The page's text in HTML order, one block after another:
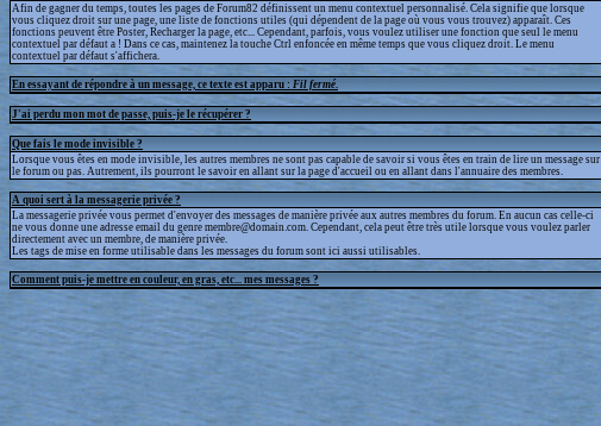
Afin de gagner du temps, toutes les pages de Forum82 définissent un menu contextuel personnalisé. Cela signifie que lorsque
vous cliquez droit sur une page, une liste de fonctions utiles (qui dépendent de la page où vous vous trouvez) apparaît. Ces
fonctions peuvent être Poster, Recharger la page, etc... Cependant, parfois, vous voulez utiliser une fonction que seul le menu
contextuel par défaut a ! Dans ce cas, maintenez la touche Ctrl enfoncée en même temps que vous cliquez droit. Le menu
contextuel par défaut s'affichera.
En essayant de répondre à un message, ce texte est apparu : Fil fermé
J'ai perdu mon mot de passe, puis-je le récupérer ?
Que fais le mode invisible ?
Lorsque vous êtes en mode invisible, les autres membres ne sont pas capable de savoir si vous êtes en train de lire un message sur
le forum ou pas. Autrement, ils pourront le savoir en allant sur la page d'accueil ou en allant dans l'annuaire des membres.
A quoi sert à la messagerie privée ?
La messagerie privée vous permet d'envoyer des messages de manière privée aux autres membres du forum. En aucun cas celle-ci
ne vous donne une adresse email du genre membre@domain.com. Cependant, cela peut être très utile lorsque vous voulez parler
directement avec un membre, de manière privée.
Les tags de mise en forme utilisable dans les messages du forum sont ici aussi utilisables.
Comment puis-je mettre en couleur, en gras, etc... mes messages ?